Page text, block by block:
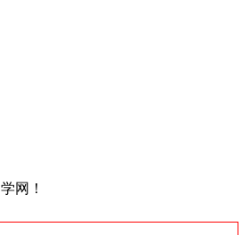
网！